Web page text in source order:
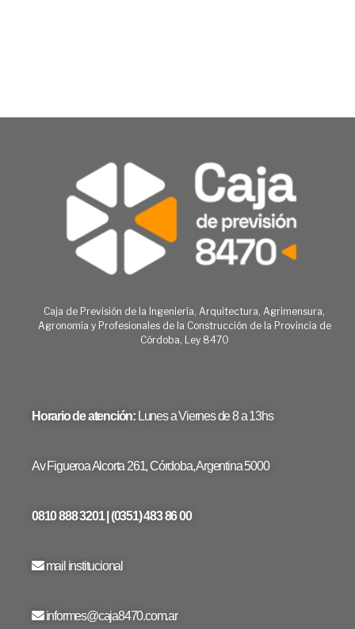
Caja de Previsión de la Ingeniería, Arquitectura, Agrimensura,
Agronomía y Profesionales de la Construcción de la Provincia de
Córdoba, Ley 8470
Horario de atención: Lunes a Viernes de 8 a 13hs
Av Figueroa Alcorta 261, Córdoba, Argentina 5000
0810 888 3201 | (0351) 483 86 00
mail institucional
informes@caja8470.com.ar